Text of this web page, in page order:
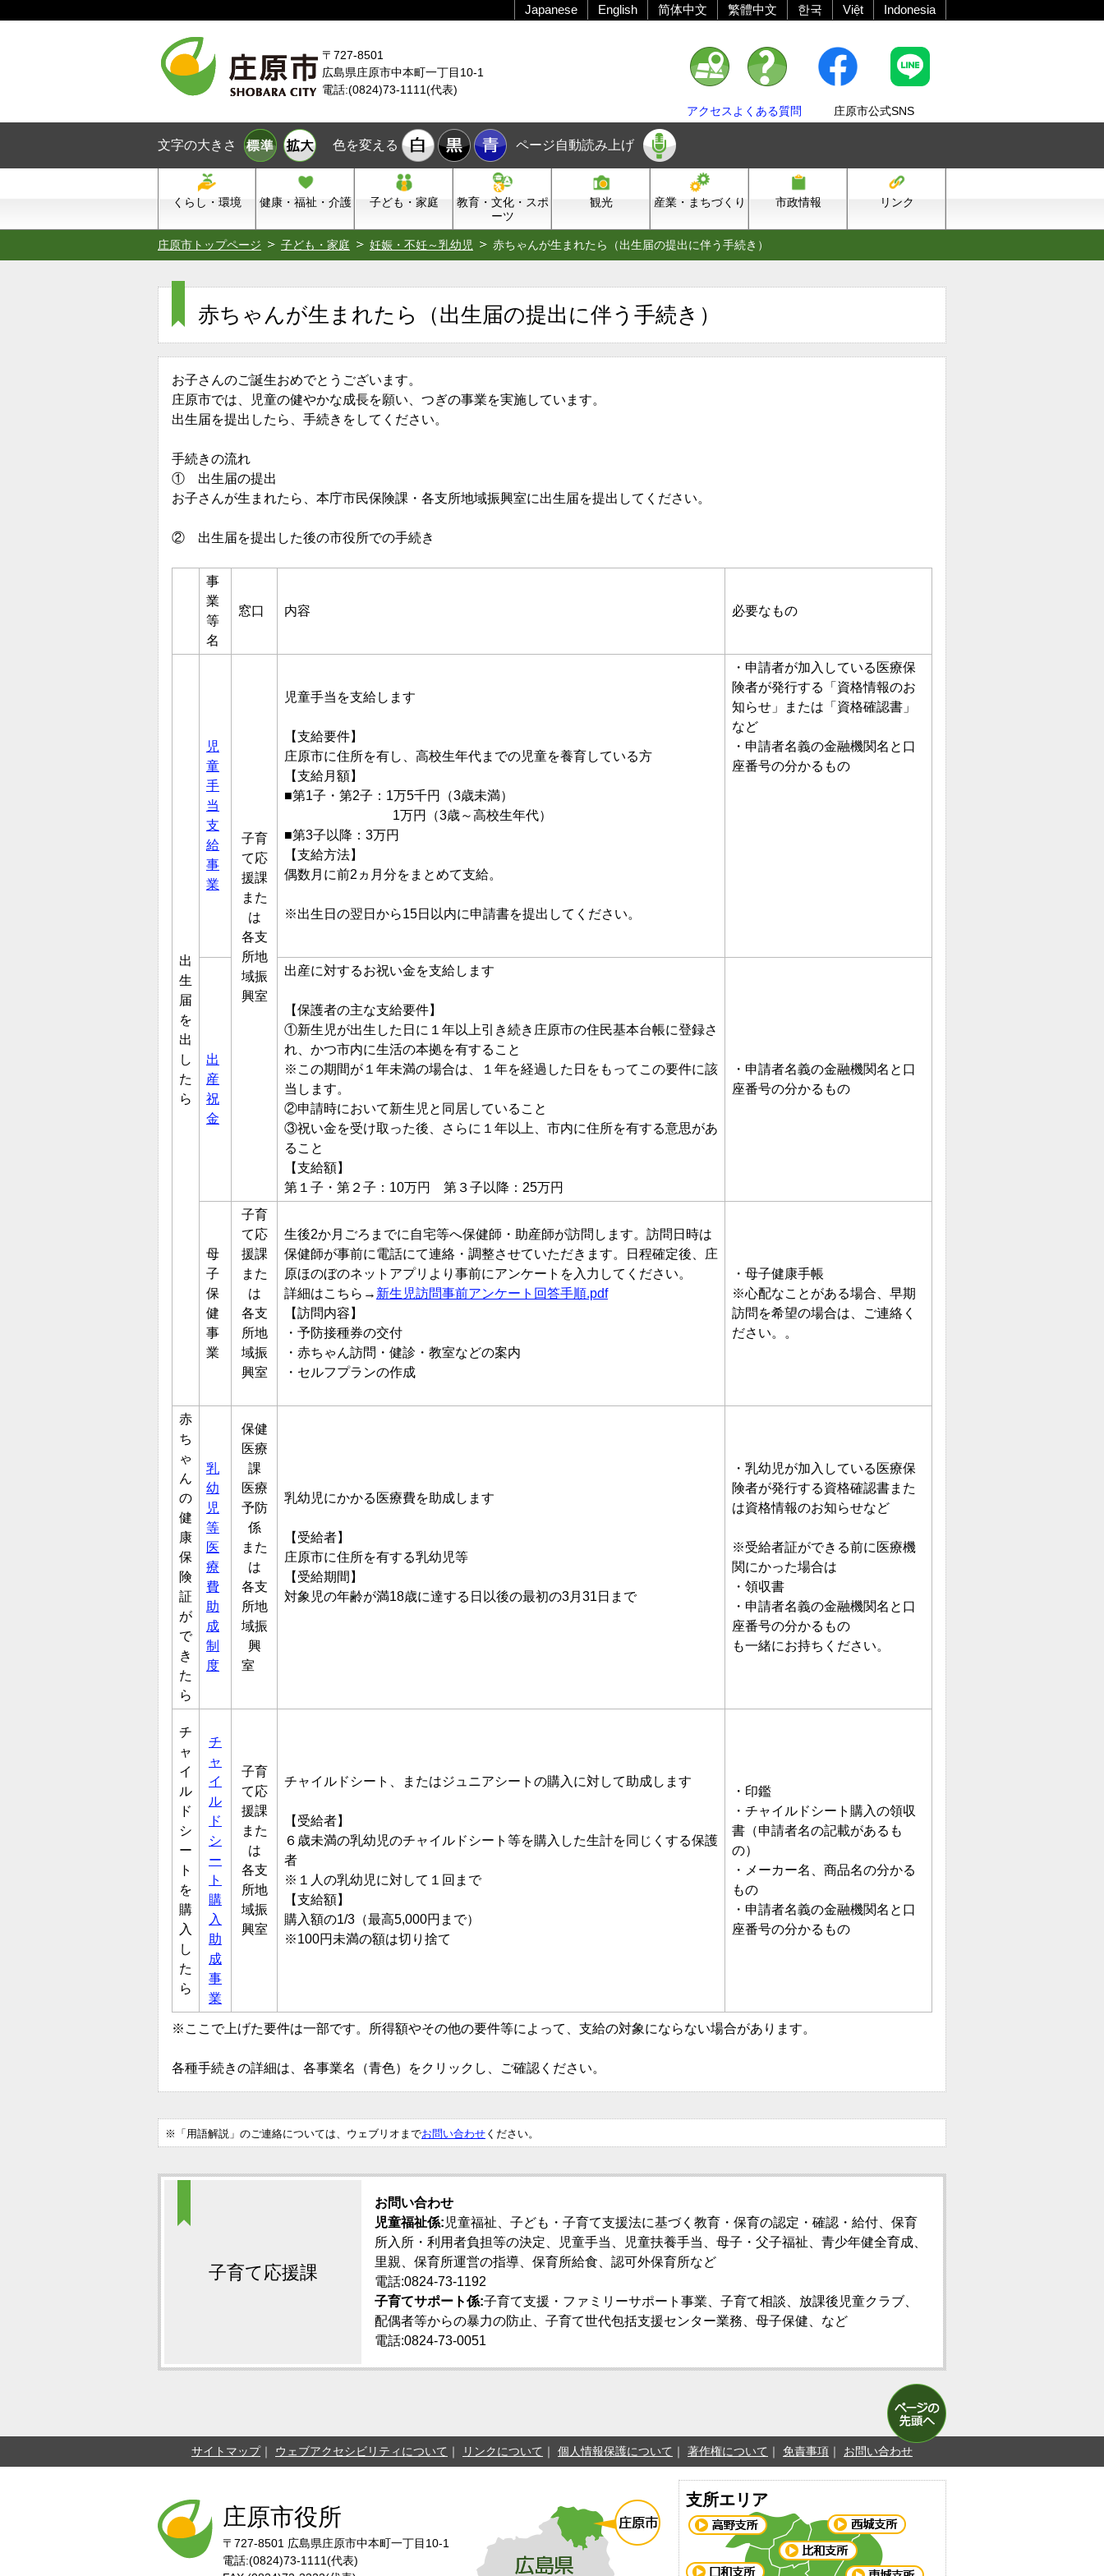
Japanese English 简体中文 繁體中文 한국 Việt Indonesia
〒727-8501
広島県庄原市中本町一丁目10-1
電話:(0824)73-1111(代表)
アクセス よくある質問 庄原市公式SNS
文字の大きさ 色を変える ページ自動読み上げ
くらし・環境 健康・福祉・介護 子ども・家庭
教育・文化・スポ
ーツ
観光 産業・まちづくり 市政情報 リンク
庄原市トップページ 子ども・家庭 妊娠・不妊～乳幼児 赤ちゃんが生まれたら（出生届の提出に伴う手続き）
赤ちゃんが生まれたら（出生届の提出に伴う手続き）
お子さんのご誕生おめでとうございます。
庄原市では、児童の健やかな成長を願い、つぎの事業を実施しています。
出生届を提出したら、手続きをしてください。
手続きの流れ
① 出生届の提出
お子さんが生まれたら、本庁市民保険課・各支所地域振興室に出生届を提出してください。
② 出生届を提出した後の市役所での手続き
事
業
等
名
窓口 内容 必要なもの
出
生
届
を
出
し
た
ら
児
童
手
当
支
給
事
業
子育
て応
援課
また
は
各支
所地
域振
興室
児童手当を支給します
【支給要件】
庄原市に住所を有し、高校生年代までの児童を養育している方
【支給月額】
■第1子・第2子：1万5千円（3歳未満）
1万円（3歳～高校生年代）
■第3子以降：3万円
【支給方法】
偶数月に前2ヵ月分をまとめて支給。
※出生日の翌日から15日以内に申請書を提出してください。
・申請者が加入している医療保
険者が発行する「資格情報のお
知らせ」または「資格確認書」
など
・申請者名義の金融機関名と口
座番号の分かるもの
出
産
祝
金
出産に対するお祝い金を支給します
【保護者の主な支給要件】
①新生児が出生した日に１年以上引き続き庄原市の住民基本台帳に登録さ
れ、かつ市内に生活の本拠を有すること
※この期間が１年未満の場合は、１年を経過した日をもってこの要件に該
当します。
②申請時において新生児と同居していること
③祝い金を受け取った後、さらに１年以上、市内に住所を有する意思があ
ること
【支給額】
第１子・第２子：10万円 第３子以降：25万円
・申請者名義の金融機関名と口
座番号の分かるもの
母
子
保
健
事
業
子育
て応
援課
また
は
各支
所地
域振
興室
生後2か月ごろまでに自宅等へ保健師・助産師が訪問します。訪問日時は
保健師が事前に電話にて連絡・調整させていただきます。日程確定後、庄
原ほのぼのネットアプリより事前にアンケートを入力してください。
詳細はこちら→ 新生児訪問事前アンケート回答手順.pdf
【訪問内容】
・予防接種券の交付
・赤ちゃん訪問・健診・教室などの案内
・セルフプランの作成
・母子健康手帳
※心配なことがある場合、早期
訪問を希望の場合は、ご連絡く
ださい。。
赤
ち
ゃ
ん
の
健
康
保
険
証
が
で
き
た
ら
乳
幼
児
等
医
療
費
助
成
制
度
保健
医療
課
医療
予防
係
また
は
各支
所地
域振
興
室
乳幼児にかかる医療費を助成します
【受給者】
庄原市に住所を有する乳幼児等
【受給期間】
対象児の年齢が満18歳に達する日以後の最初の3月31日まで
・乳幼児が加入している医療保
険者が発行する資格確認書また
は資格情報のお知らせなど
※受給者証ができる前に医療機
関にかった場合は
・領収書
・申請者名義の金融機関名と口
座番号の分かるもの
も一緒にお持ちください。
チ
ャ
イ
ル
ド
シ
ー
ト
を
購
入
し
た
ら
チ
ャ
イ
ル
ド
シ
ー
ト
購
入
助
成
事
業
子育
て応
援課
また
は
各支
所地
域振
興室
チャイルドシート、またはジュニアシートの購入に対して助成します
【受給者】
６歳未満の乳幼児のチャイルドシート等を購入した生計を同じくする保護
者
※１人の乳幼児に対して１回まで
【支給額】
購入額の1/3（最高5,000円まで）
※100円未満の額は切り捨て
・印鑑
・チャイルドシート購入の領収
書（申請者名の記載があるも
の）
・メーカー名、商品名の分かる
もの
・申請者名義の金融機関名と口
座番号の分かるもの
※ここで上げた要件は一部です。所得額やその他の要件等によって、支給の対象にならない場合があります。
各種手続きの詳細は、各事業名（青色）をクリックし、ご確認ください。
※「用語解説」のご連絡については、ウェブリオまでお問い合わせ ください。
子育て応援課
お問い合わせ
児童福祉係: 児童福祉、子ども・子育て支援法に基づく教育・保育の認定・確認・給付、保育
所入所・利用者負担等の決定、児童手当、児童扶養手当、母子・父子福祉、青少年健全育成、
里親、保育所運営の指導、保育所給食、認可外保育所など
電話:0824-73-1192
子育てサポート係:子育て支援・ファミリーサポート事業、子育て相談、放課後児童クラブ、
配偶者等からの暴力の防止、子育て世代包括支援センター業務、母子保健、など
電話:0824-73-0051
サイトマップ ウェブアクセシビリティについて リンクについて 個人情報保護について 著作権について 免責事項 お問い合わせ
庄原市役所
〒727-8501 広島県庄原市中本町一丁目10-1
電話:(0824)73-1111(代表)
支所エリア